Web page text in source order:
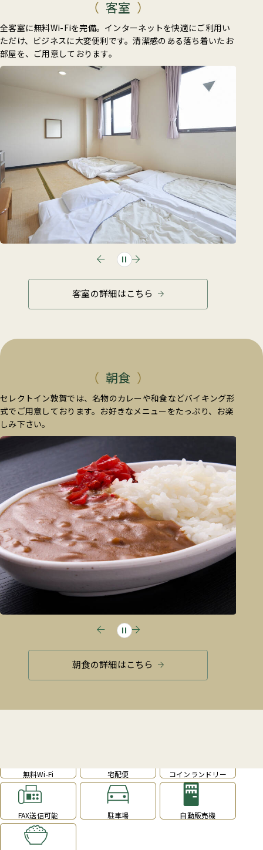
客室
全客室に無料Wi-Fiを完備。インターネットを快適にご利用い
ただけ、ビジネスに大変便利です。清潔感のある落ち着いたお
部屋を、ご用意しております。
客室の詳細はこちら
朝食
セレクトイン敦賀では、名物のカレーや和食などバイキング形
式でご用意しております。お好きなメニューをたっぷり、お楽
しみ下さい。
朝食の詳細はこちら
無料Wi-Fi 宅配便 コインランドリー
FAX送信可能 駐車場 自動販売機